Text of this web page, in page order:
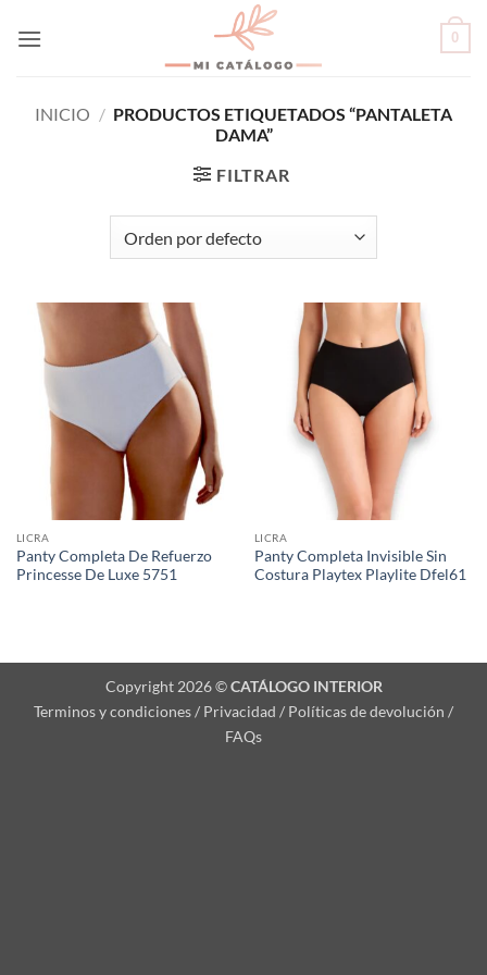
0
INICIO / PRODUCTOS ETIQUETADOS “PANTALETA
DAMA”
FILTRAR
LICRA
Panty Completa De Refuerzo
Princesse De Luxe 5751
LICRA
Panty Completa Invisible Sin
Costura Playtex Playlite Dfel61
Copyright 2026 ©CATÁLOGO INTERIOR
Terminos y condiciones / Privacidad / Políticas de devolución /
FAQs